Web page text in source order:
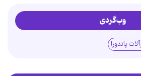
وب‌گردی
پاندورا